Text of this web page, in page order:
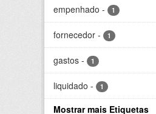
empenhado - 1
fornecedor - 1
gastos - 1
liquidado - 1
Mostrar mais Etiquetas